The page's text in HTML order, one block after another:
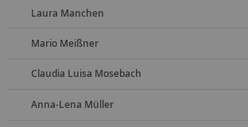
Laura Manchen
Mario Meißner
Claudia Luisa Mosebach
Anna-Lena Müller